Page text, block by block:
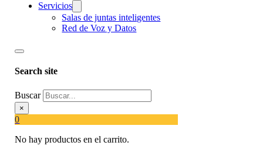
Servicios
Salas de juntas inteligentes
Red de Voz y Datos
Search site
Buscar
×
0
No hay productos en el carrito.